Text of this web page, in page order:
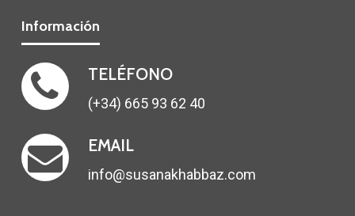
Información
TELÉFONO
(+34) 665 93 62 40
EMAIL
info@susanakhabbaz.com